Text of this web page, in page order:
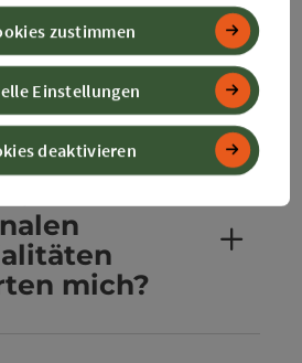
man am
mich?
deaktivieren
Einstellungen
zustimmen